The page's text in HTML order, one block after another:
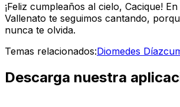
¡Feliz cumpleaños al cielo, Cacique! En
Vallenato te seguimos cantando,
nunca te olvida.
Temas relacionados:Diomedes Díaz
Descarga nuestra